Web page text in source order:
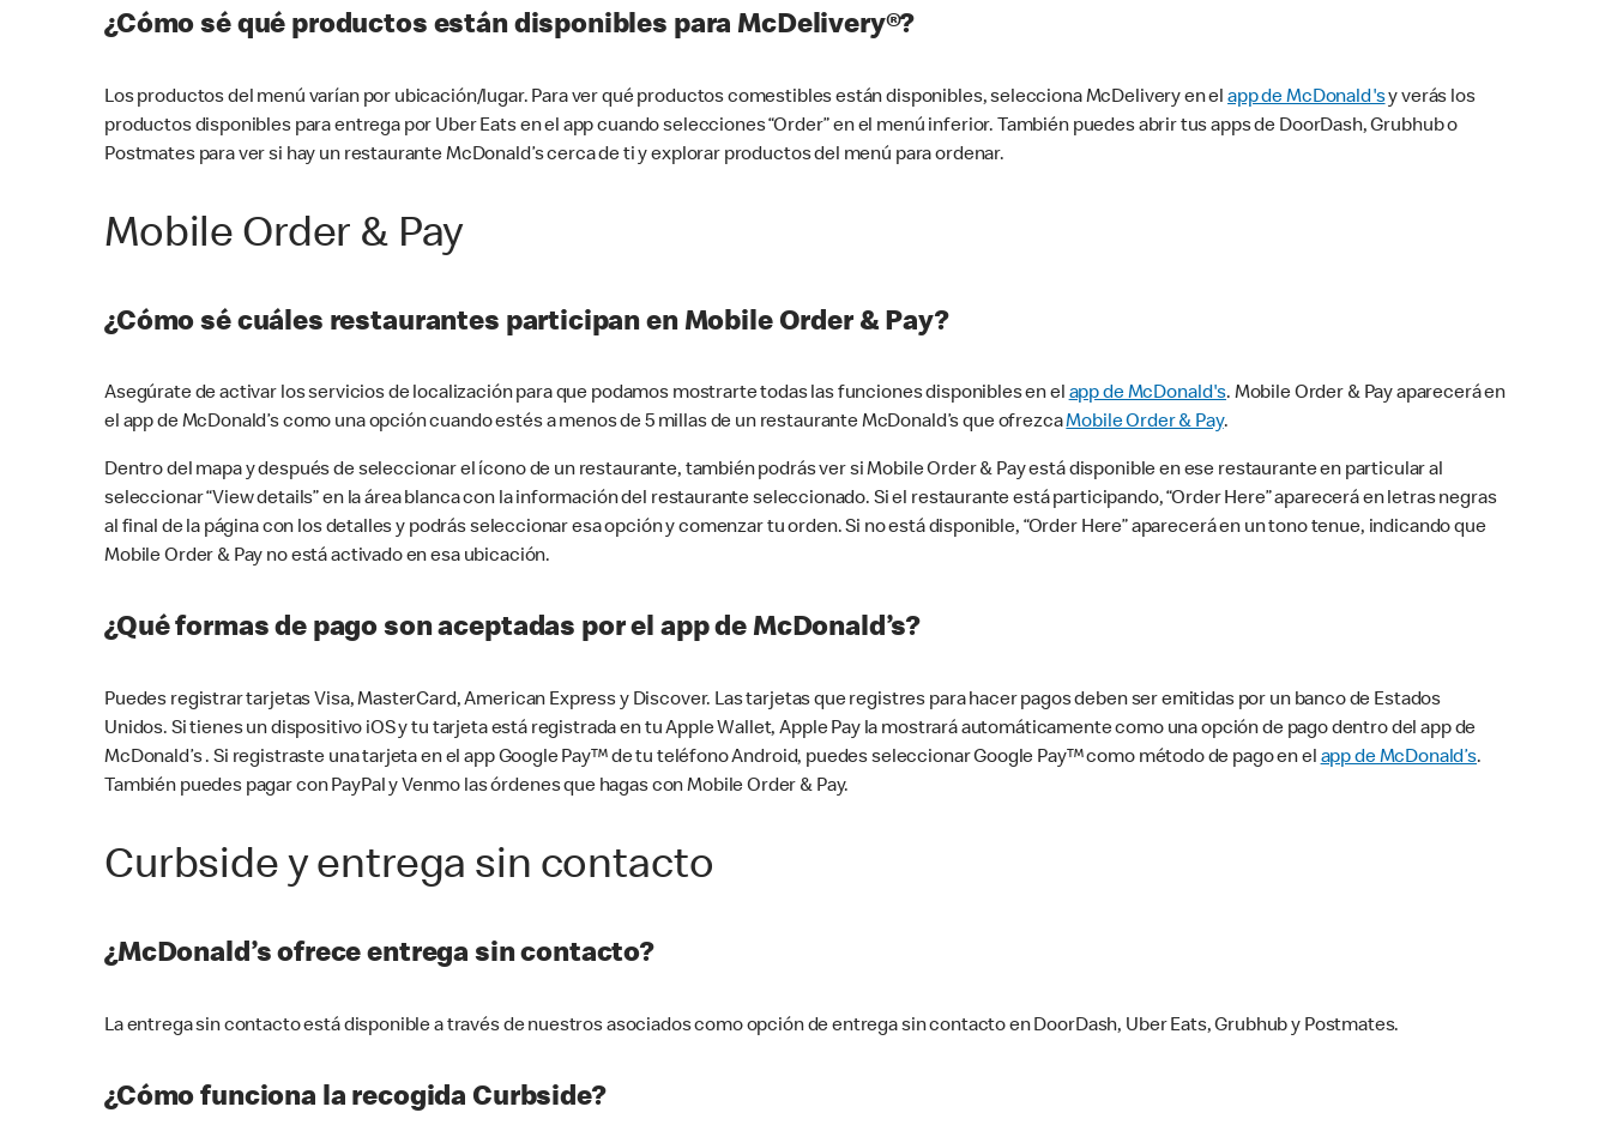
¿Cómo sé qué productos están disponibles para McDelivery®?
Los productos del menú varían por ubicación/lugar. Para ver qué productos comestibles están disponibles, selecciona McDelivery en elapp de McDonald'sy verás los
productos disponibles para entrega por Uber Eats en el app cuando selecciones “Order” en el menú inferior. También puedes abrir tus apps de DoorDash, Grubhub o
Postmates para ver si hay un restaurante McDonald’s cerca de ti y explorar productos del menú para ordenar.
Mobile Order & Pay
¿Cómo sé cuáles restaurantes participan en Mobile Order & Pay?
Asegúrate de activar los servicios de localización para que podamos mostrarte todas las funciones disponibles en elapp de McDonald's. Mobile Order & Pay aparecerá en
el app de McDonald’s como una opción cuando estés a menos de 5 millas de un restaurante McDonald’s que ofrezcaMobile Order & Pay.
Dentro del mapa y después de seleccionar el ícono de un restaurante, también podrás ver si Mobile Order & Pay está disponible en ese restaurante en particular al
seleccionar “View details” en la área blanca con la información del restaurante seleccionado. Si el restaurante está participando, “Order Here” aparecerá en letras negras
al final de la página con los detalles y podrás seleccionar esa opción y comenzar tu orden. Si no está disponible, “Order Here” aparecerá en un tono tenue, indicando que
Mobile Order & Pay no está activado en esa ubicación.
¿Qué formas de pago son aceptadas por el app de McDonald’s?
Puedes registrar tarjetas Visa, MasterCard, American Express y Discover. Las tarjetas que registres para hacer pagos deben ser emitidas por un banco de Estados
Unidos. Si tienes un dispositivo iOS y tu tarjeta está registrada en tu Apple Wallet, Apple Pay la mostrará automáticamente como una opción de pago dentro del app de
McDonald’s . Si registraste una tarjeta en el app Google Pay™ de tu teléfono Android, puedes seleccionar Google Pay™ como método de pago en elapp de McDonald’s.
También puedes pagar con PayPal y Venmo las órdenes que hagas con Mobile Order & Pay.
Curbside y entrega sin contacto
¿McDonald’s ofrece entrega sin contacto?
La entrega sin contacto está disponible a través de nuestros asociados como opción de entrega sin contacto en DoorDash, Uber Eats, Grubhub y Postmates.
¿Cómo funciona la recogida Curbside?